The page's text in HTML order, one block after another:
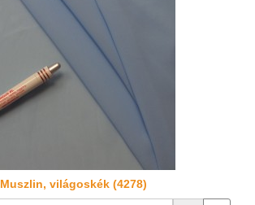
Muszlin, világoskék (4278)